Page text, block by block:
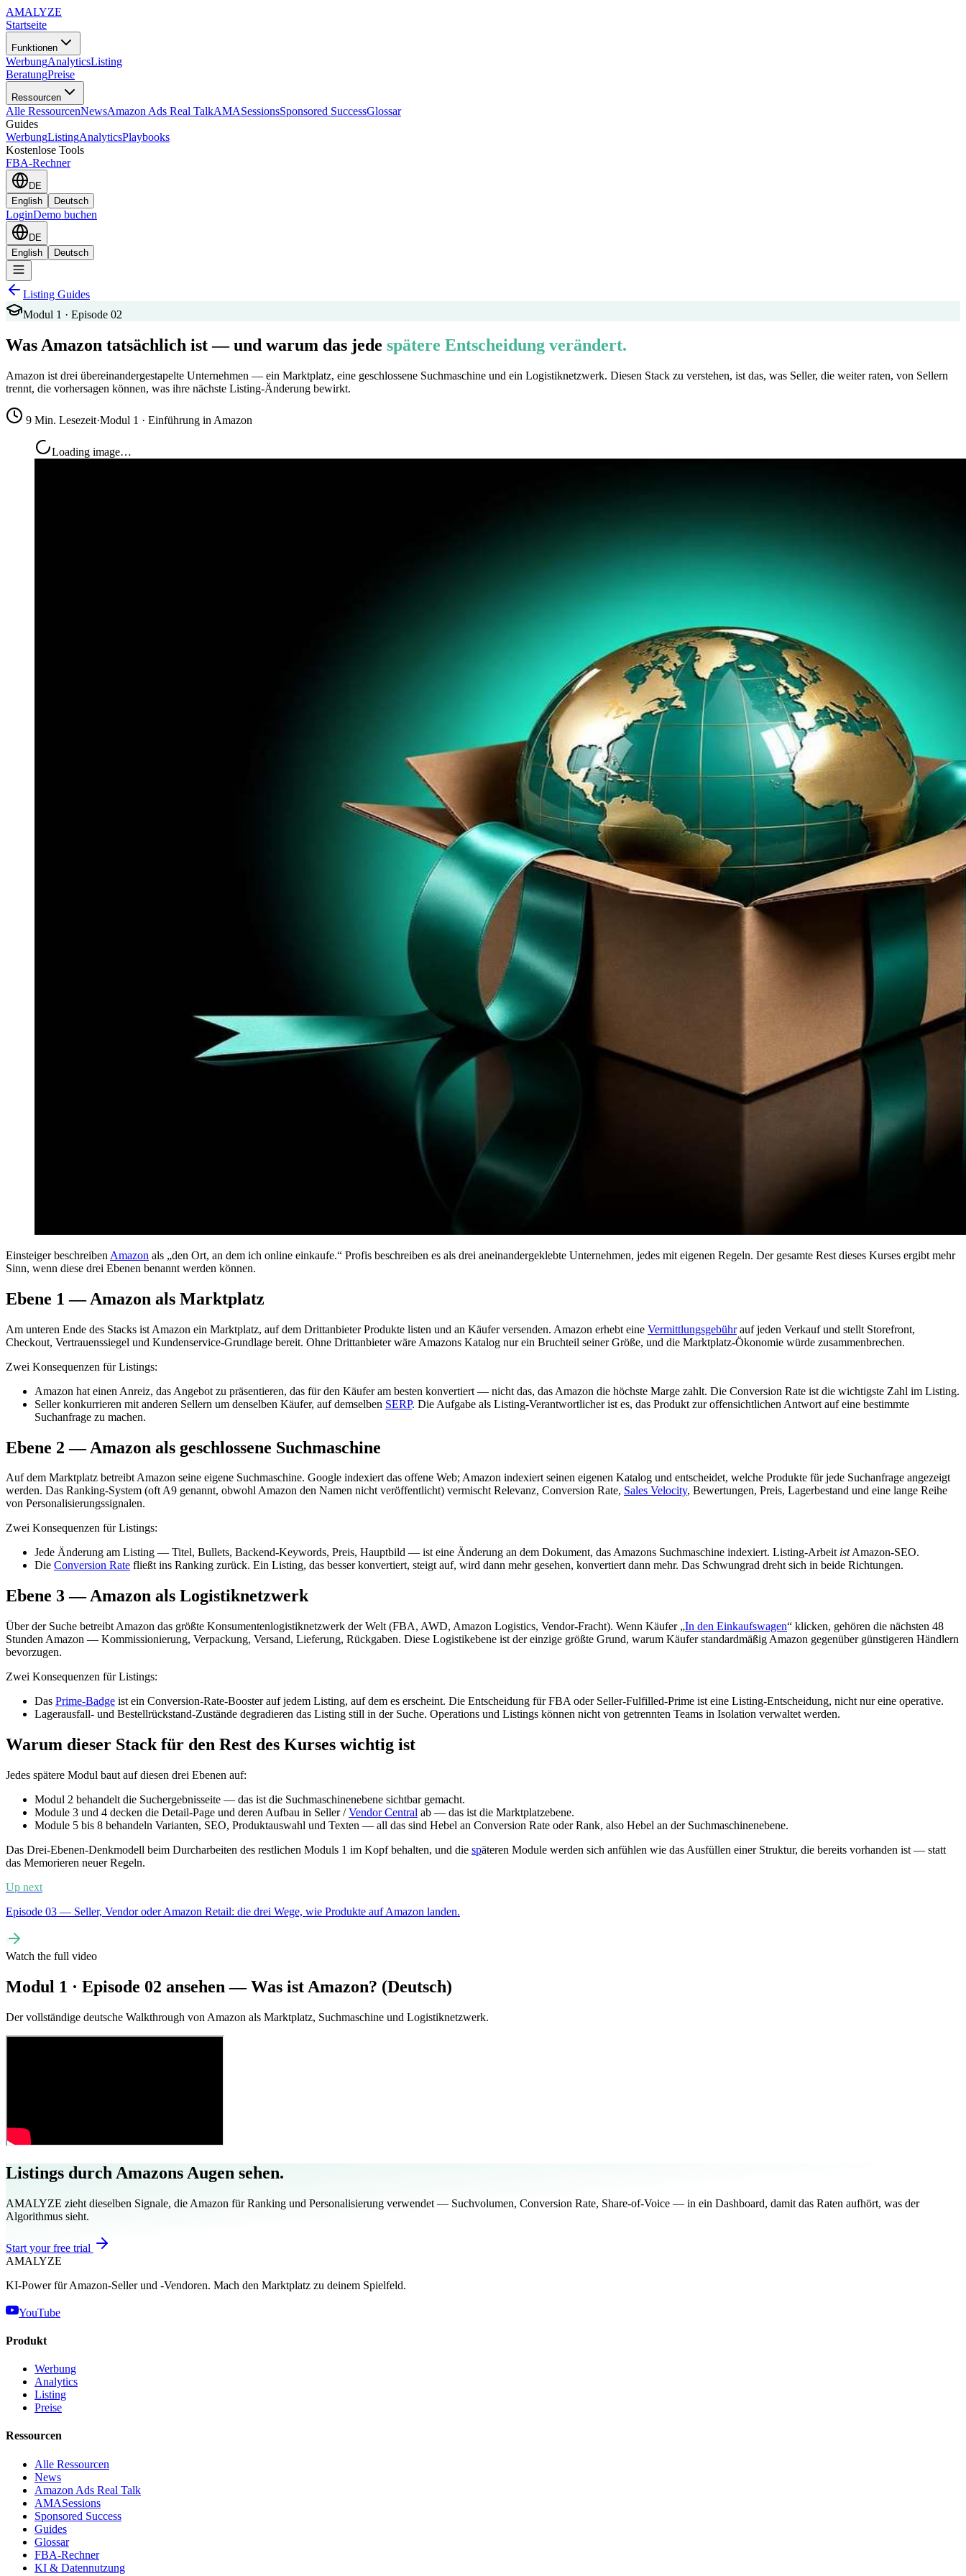
AMALYZE
Startseite
Funktionen
WerbungAnalyticsListing
BeratungPreise
Ressourcen
Alle RessourcenNewsAmazon Ads Real TalkAMASessionsSponsored SuccessGlossar
Guides
WerbungListingAnalyticsPlaybooks
Kostenlose Tools
FBA-Rechner
DE
English
Deutsch
LoginDemo buchen
DE
English
Deutsch
Listing Guides
Modul 1 · Episode 02
Was Amazon tatsächlich ist — und warum das jede spätere Entscheidung verändert.
Amazon ist drei übereinandergestapelte Unternehmen — ein Marktplatz, eine geschlossene Suchmaschine und ein Logistiknetzwerk. Diesen Stack zu verstehen, ist das, was Seller, die weiter raten, von Sellern
trennt, die vorhersagen können, was ihre nächste Listing-Änderung bewirkt.
9 Min. Lesezeit·Modul 1 · Einführung in Amazon
Loading image…
Einsteiger beschreiben Amazon als „den Ort, an dem ich online einkaufe.“ Profis beschreiben es als drei aneinandergeklebte Unternehmen, jedes mit eigenen Regeln. Der gesamte Rest dieses Kurses ergibt mehr
Sinn, wenn diese drei Ebenen benannt werden können.
Ebene 1 — Amazon als Marktplatz
Am unteren Ende des Stacks ist Amazon ein Marktplatz, auf dem Drittanbieter Produkte listen und an Käufer versenden. Amazon erhebt eine Vermittlungsgebührauf jeden Verkauf und stellt Storefront,
Checkout, Vertrauenssiegel und Kundenservice-Grundlage bereit. Ohne Drittanbieter wäre Amazons Katalog nur ein Bruchteil seiner Größe, und die Marktplatz-Ökonomie würde zusammenbrechen.
Zwei Konsequenzen für Listings:
Amazon hat einen Anreiz, das Angebot zu präsentieren, das für den Käufer am besten konvertiert — nicht das, das Amazon die höchste Marge zahlt. Die Conversion Rate ist die wichtigste Zahl im Listing.
Seller konkurrieren mit anderen Sellern um denselben Käufer, auf demselben SERP. Die Aufgabe als Listing-Verantwortlicher ist es, das Produkt zur offensichtlichen Antwort auf eine bestimmte
Suchanfrage zu machen.
Ebene 2 — Amazon als geschlossene Suchmaschine
Auf dem Marktplatz betreibt Amazon seine eigene Suchmaschine. Google indexiert das offene Web; Amazon indexiert seinen eigenen Katalog und entscheidet, welche Produkte für jede Suchanfrage angezeigt
werden. Das Ranking-System (oft A9 genannt, obwohl Amazon den Namen nicht veröffentlicht) vermischt Relevanz, Conversion Rate, Sales Velocity, Bewertungen, Preis, Lagerbestand und eine lange Reihe
von Personalisierungssignalen.
Zwei Konsequenzen für Listings:
Jede Änderung am Listing — Titel, Bullets, Backend-Keywords, Preis, Hauptbild — ist eine Änderung an dem Dokument, das Amazons Suchmaschine indexiert. Listing-Arbeit istAmazon-SEO.
Die Conversion Rate fließt ins Ranking zurück. Ein Listing, das besser konvertiert, steigt auf, wird dann mehr gesehen, konvertiert dann mehr. Das Schwungrad dreht sich in beide Richtungen.
Ebene 3 — Amazon als Logistiknetzwerk
Über der Suche betreibt Amazon das größte Konsumentenlogistiknetzwerk der Welt (FBA, AWD, Amazon Logistics, Vendor-Fracht). Wenn Käufer „In den Einkaufswagen“ klicken, gehören die nächsten 48
Stunden Amazon — Kommissionierung, Verpackung, Versand, Lieferung, Rückgaben. Diese Logistikebene ist der einzige größte Grund, warum Käufer standardmäßig Amazon gegenüber günstigeren Händlern
bevorzugen.
Zwei Konsequenzen für Listings:
Das Prime-Badge ist ein Conversion-Rate-Booster auf jedem Listing, auf dem es erscheint. Die Entscheidung für FBA oder Seller-Fulfilled-Prime ist eine Listing-Entscheidung, nicht nur eine operative.
Lagerausfall- und Bestellrückstand-Zustände degradieren das Listing still in der Suche. Operations und Listings können nicht von getrennten Teams in Isolation verwaltet werden.
Warum dieser Stack für den Rest des Kurses wichtig ist
Jedes spätere Modul baut auf diesen drei Ebenen auf:
Modul 2 behandelt die Suchergebnisseite — das ist die Suchmaschinenebene sichtbar gemacht.
Module 3 und 4 decken die Detail-Page und deren Aufbau in Seller /Vendor Central ab — das ist die Marktplatzebene.
Module 5 bis 8 behandeln Varianten, SEO, Produktauswahl und Texten — all das sind Hebel an Conversion Rate oder Rank, also Hebel an der Suchmaschinenebene.
Das Drei-Ebenen-Denkmodell beim Durcharbeiten des restlichen Moduls 1 im Kopf behalten, und die späteren Module werden sich anfühlen wie das Ausfüllen einer Struktur, die bereits vorhanden ist — statt
das Memorieren neuer Regeln.
Up next
Episode 03 — Seller, Vendor oder Amazon Retail: die drei Wege, wie Produkte auf Amazon landen.
Watch the full video
Modul 1 · Episode 02 ansehen — Was ist Amazon? (Deutsch)
Der vollständige deutsche Walkthrough von Amazon als Marktplatz, Suchmaschine und Logistiknetzwerk.
Listings durch Amazons Augen sehen.
AMALYZE zieht dieselben Signale, die Amazon für Ranking und Personalisierung verwendet — Suchvolumen, Conversion Rate, Share-of-Voice — in ein Dashboard, damit das Raten aufhört, was der
Algorithmus sieht.
Start your free trial
AMALYZE
KI-Power für Amazon-Seller und -Vendoren. Mach den Marktplatz zu deinem Spielfeld.
YouTube
Produkt
Werbung
Analytics
Listing
Preise
Ressourcen
Alle Ressourcen
News
Amazon Ads Real Talk
AMASessions
Sponsored Success
Guides
Glossar
FBA-Rechner
KI & Datennutzung